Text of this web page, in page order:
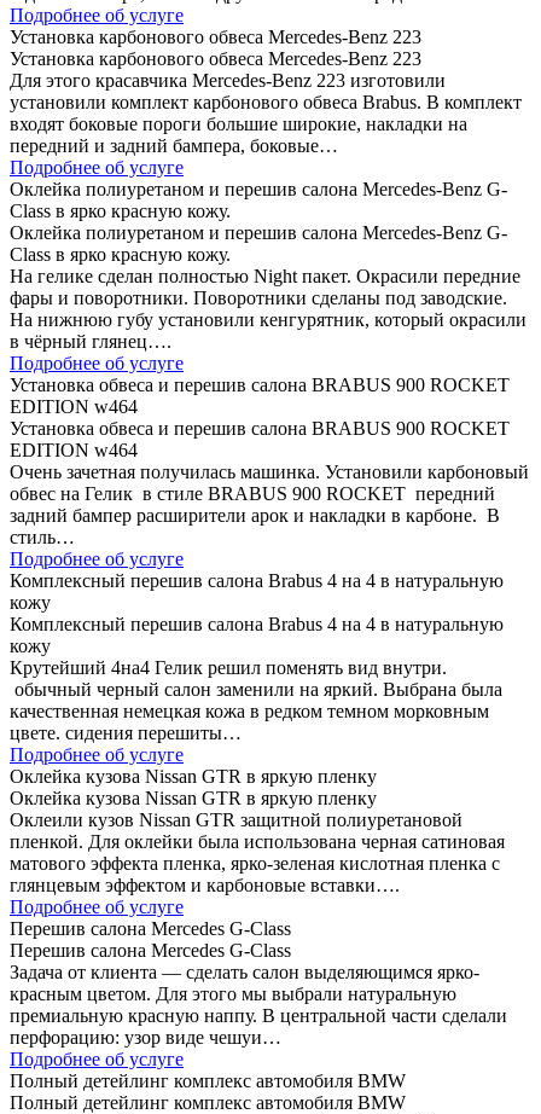
Подробнее об услуге
Установка карбонового обвеса Mercedes-Benz 223
Установка карбонового обвеса Mercedes-Benz 223
Для этого красавчика Mercedes-Benz 223 изготовили
установили комплект карбонового обвеса Brabus. В комплект
входят боковые пороги большие широкие, накладки на
передний и задний бампера, боковые…
Подробнее об услуге
Оклейка полиуретаном и перешив салона Mercedes-Benz G-
Class в ярко красную кожу.
Оклейка полиуретаном и перешив салона Mercedes-Benz G-
Class в ярко красную кожу.
На гелике сделан полностью Night пакет. Окрасили передние
фары и поворотники. Поворотники сделаны под заводские.
На нижнюю губу установили кенгурятник, который окрасили
в чёрный глянец….
Подробнее об услуге
Установка обвеса и перешив салона BRABUS 900 ROCKET
EDITION w464
Установка обвеса и перешив салона BRABUS 900 ROCKET
EDITION w464
Очень зачетная получилась машинка. Установили карбоновый
обвес на Гелик в стиле BRABUS 900 ROCKET передний
задний бампер расширители арок и накладки в карбоне. В
стиль…
Подробнее об услуге
Комплексный перешив салона Brabus 4 на 4 в натуральную
кожу
Комплексный перешив салона Brabus 4 на 4 в натуральную
кожу
Крутейший 4на4 Гелик решил поменять вид внутри.
обычный черный салон заменили на яркий. Выбрана была
качественная немецкая кожа в редком темном морковным
цвете. сидения перешиты…
Подробнее об услуге
Оклейка кузова Nissan GTR в яркую пленку
Оклейка кузова Nissan GTR в яркую пленку
Оклеили кузов Nissan GTR защитной полиуретановой
пленкой. Для оклейки была использована черная сатиновая
матового эффекта пленка, ярко-зеленая кислотная пленка с
глянцевым эффектом и карбоновые вставки….
Подробнее об услуге
Перешив салона Mercedes G-Class
Перешив салона Mercedes G-Class
Задача от клиента — сделать салон выделяющимся ярко-
красным цветом. Для этого мы выбрали натуральную
премиальную красную наппу. В центральной части сделали
перфорацию: узор виде чешуи…
Подробнее об услуге
Полный детейлинг комплекс автомобиля BMW
Полный детейлинг комплекс автомобиля BMW